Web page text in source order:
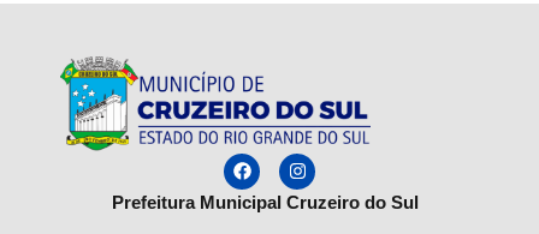
Prefeitura Municipal Cruzeiro do Sul